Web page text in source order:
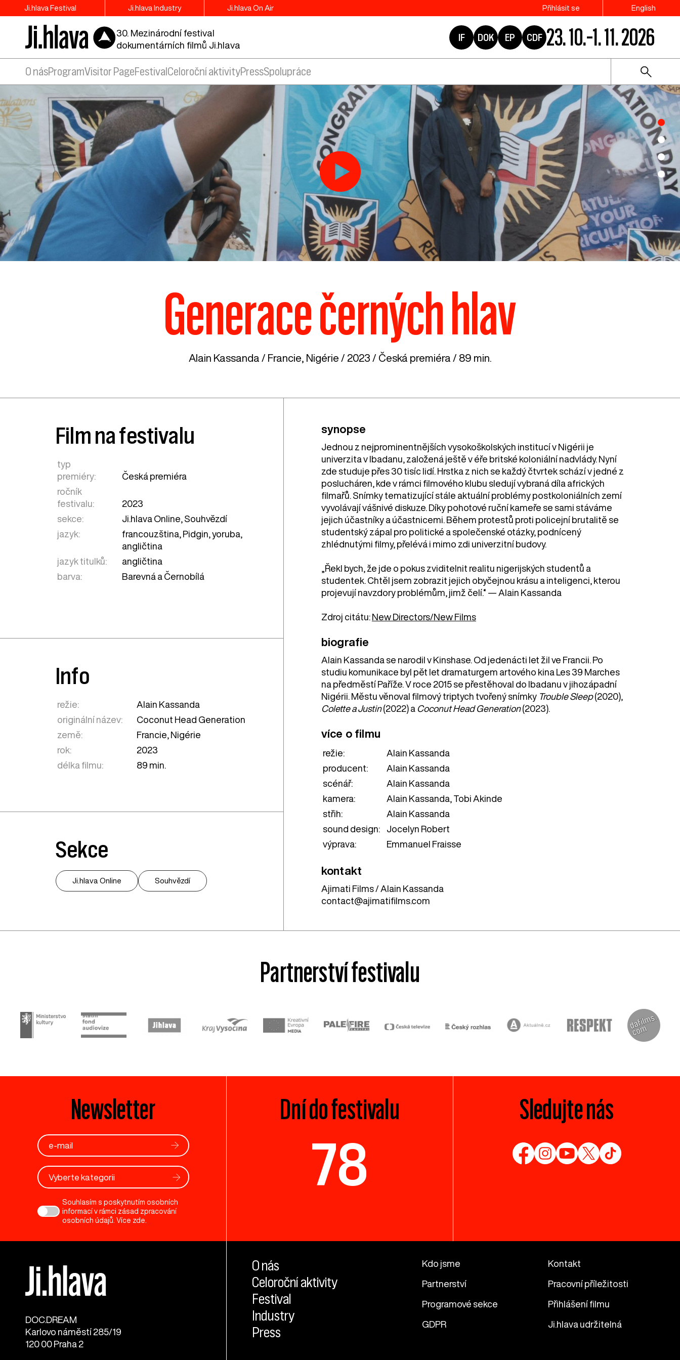
Ji.hlava Festival Ji.hlava Industry Ji.hlava On Air Přihlásit se English
30. Mezinárodní festival
dokumentárních filmů Ji.hlava
IF DOK EP CDF 23. 10.–1. 11. 2026
O násProgramVisitor PageFestival Celoroční aktivityPressSpolupráce
Generace černých hlav
Alain Kassanda / Francie Nigérie / 2023 / Česká premiéra / 89 min.
synopse
Jednou z nejprominentnějších vysokoškolských institucí v Nigérii je
univerzita v Ibadanu, založená ještě v éře britské koloniální nadvlády. Nyní
zde studuje přes 30 tisíc lidí. Hrstka z nich se každý čtvrtek schází v jedné z
poslucháren, kde v rámci filmového klubu sledují vybraná díla afrických
filmařů. Snímky tematizující stále aktuální problémy postkoloniálních zemí
vyvolávají vášnivé diskuze. Díky pohotové ruční kameře se sami stáváme
jejich účastníky a účastnicemi. Během protestů proti policejní brutalitě se
studentský zápal pro politické a společenské otázky, podnícený
zhlédnutými filmy, přelévá i mimo zdi univerzitní budovy.
„Řekl bych, že jde o pokus zviditelnit realitu nigerijských studentů a
studentek. Chtěl jsem zobrazit jejich obyčejnou krásu a inteligenci, kterou
projevují navzdory problémům, jimž čelí.“ — Alain Kassanda
Zdroj citátu: New Directors/New Films
biografie
Alain Kassanda se narodil v Kinshase. Od jedenácti let žil ve Francii. Po
studiu komunikace byl pět let dramaturgem artového kina Les 39 Marches
na předměstí Paříže. V roce 2015 se přestěhoval do Ibadanu v jihozápadní
Nigérii. Městu věnoval filmový triptych tvořený snímky Trouble Sleep(2020),
Colette a Justin(2022) a Coconut Head Generation(2023).
více o filmu
režie:
Alain Kassanda
producent:
Alain Kassanda
scénář:
Alain Kassanda
kamera:
Alain Kassanda, Tobi Akinde
střih:
Alain Kassanda
sound design:
Jocelyn Robert
výprava:
Emmanuel Fraisse
kontakt
Ajimati Films / Alain Kassanda
contact@ajimatifilms.com
Film na festivalu
typ
premiéry:
Česká premiéra
ročník
festivalu:
2023
sekce:
Ji.hlava Online Souhvězdí
jazyk:
francouzština, Pidgin, yoruba,
angličtina
jazyk titulků:
angličtina
barva:
Barevná a Černobílá
Info
režie:
Alain Kassanda
originální název:
Coconut Head Generation
země:
Francie Nigérie
rok:
2023
délka filmu:
89 min.
Sekce
Ji.hlava Online Souhvězdí
Partnerství festivalu
Newsletter
Vyberte kategorii
Souhlasím s poskytnutím osobních
informací v rámci zásad zpracování
osobních údajů. Více zde
Dní do festivalu
78
Sledujte nás
DOC.DREAM​
Karlovo náměstí 285/19
120 00 Praha 2
O nás
Celoroční aktivity
Festival
Industry
Press
Kdo jsme Kontakt
Partnerství Pracovní příležitosti
Programové sekce Přihlášení filmu
GDPR Ji.hlava udržitelná